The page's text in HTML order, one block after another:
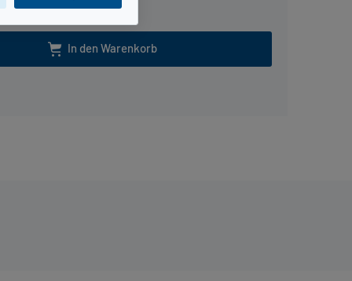
In den Warenkorb